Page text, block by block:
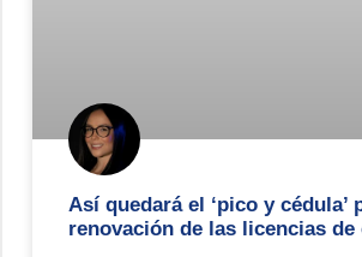
Así quedará el ‘pico y cédula’
renovación de las licencias